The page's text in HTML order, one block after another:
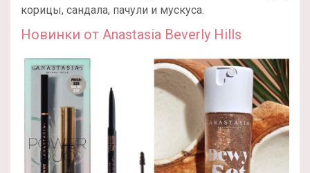
корицы, сандала, пачули и мускуса.
Новинки от Anastasia Beverly Hills